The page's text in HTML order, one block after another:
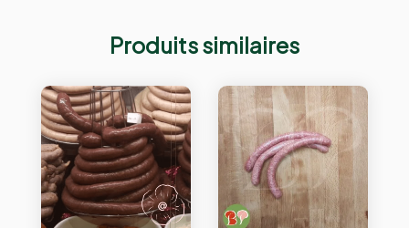
Produits similaires